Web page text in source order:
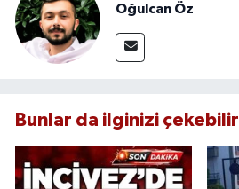
Oğulcan Öz
Bunlar da ilginizi çekebilir